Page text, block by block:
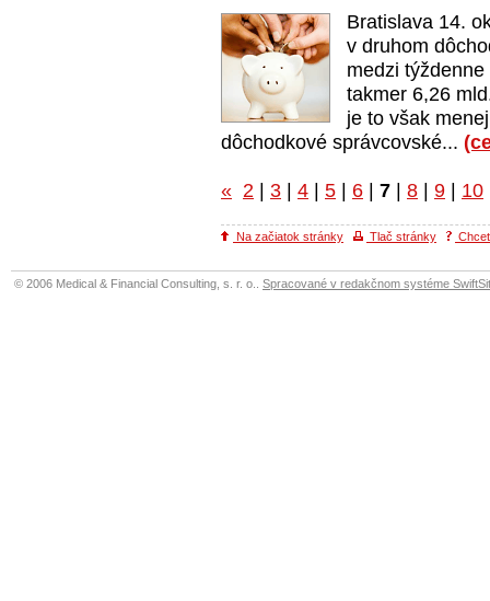
Bratislava 14.
v druhom
medzi
takmer 6,26
je to však
dôchodkové správcovské...
« 2 3 4 5 6 7 8 9 10
Na začiatok stránky Tlač stránky
© 2006 Medical & Financial Consulting, s. r. o.. Spracované v redakčnom systéme